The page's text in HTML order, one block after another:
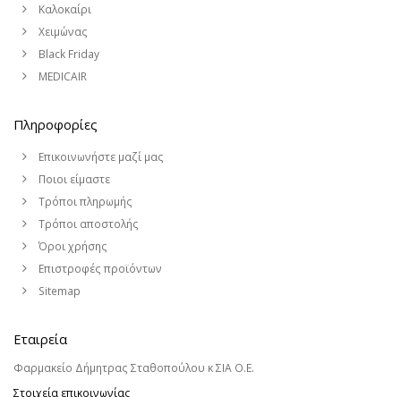
Καλοκαίρι
Χειμώνας
Black Friday
MEDICAIR
Πληροφορίες
Επικοινωνήστε μαζί μας
Ποιοι είμαστε
Τρόποι πληρωμής
Τρόποι αποστολής
Όροι χρήσης
Επιστροφές προϊόντων
Sitemap
Εταιρεία
Φαρμακείο Δήμητρας Σταθοπούλου κ ΣΙΑ Ο.Ε.
Στοιχεία επικοινωνίας